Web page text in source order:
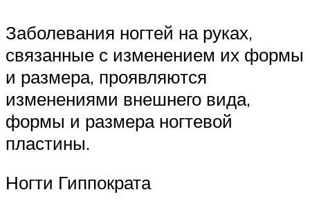
Заболевания ногтей на руках,
связанные с изменением их формы
и размера, проявляются
изменениями внешнего вида,
формы и размера ногтевой
пластины.
Ногти Гиппократа